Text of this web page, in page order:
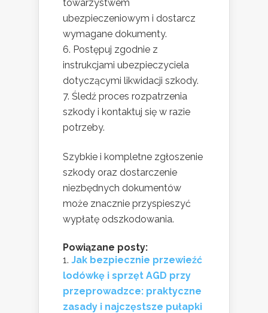
towarzystwem
ubezpieczeniowym i dostarcz
wymagane dokumenty.
Postępuj zgodnie z
instrukcjami ubezpieczyciela
dotyczącymi likwidacji szkody.
Śledź proces rozpatrzenia
szkody i kontaktuj się w razie
potrzeby.
Szybkie i kompletne zgłoszenie
szkody oraz dostarczenie
niezbędnych dokumentów
może znacznie przyspieszyć
wypłatę odszkodowania.
Powiązane posty:
Jak bezpiecznie przewieźć
lodówkę i sprzęt AGD przy
przeprowadzce: praktyczne
zasady i najczęstsze pułapki